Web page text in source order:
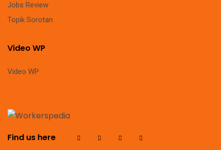
Jobs Review
Topik Sorotan
Video WP
Video WP
Find us here